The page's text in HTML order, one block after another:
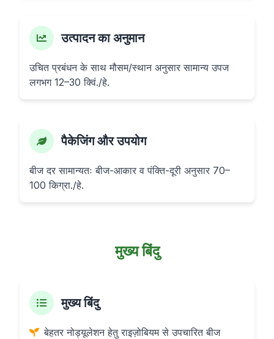
उत्पादन का अनुमान
उचित प्रबंधन के साथ मौसम/स्थान अनुसार सामान्य उपज
लगभग 12–30 क्विं./हे.
पैकेजिंग और उपयोग
बीज दर सामान्यतः बीज-आकार व पंक्ति-दूरी अनुसार 70–
100 किग्रा./हे.
मुख्य बिंदु
मुख्य बिंदु
बेहतर नोड्यूलेशन हेतु राइज़ोबियम से उपचारित बीज